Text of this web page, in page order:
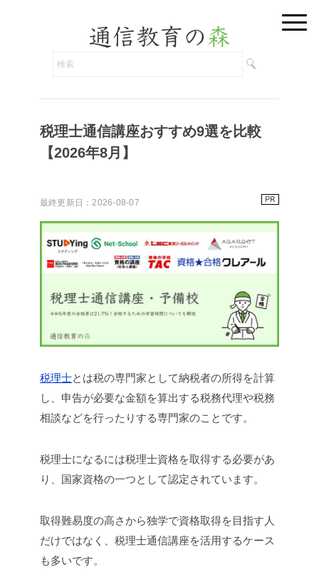
税理士通信講座おすすめ9選を比較
【2026年8月】
最終更新日：2026-08-07
税理士とは税の専門家として納税者の所得を計算
し、申告が必要な金額を算出する税務代理や税務
相談などを行ったりする専門家のことです。
税理士になるには税理士資格を取得する必要があ
り、国家資格の一つとして認定されています。
取得難易度の高さから独学で資格取得を目指す人
だけではなく、税理士通信講座を活用するケース
も多いです。